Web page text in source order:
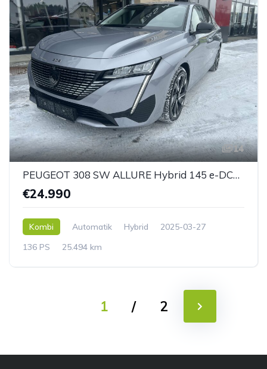
14
PEUGEOT 308 SW ALLURE Hybrid 145 e-DCS6
€24.990
Kombi Automatik Hybrid
2025-03-27
136 PS
25.494 km
1 / 2